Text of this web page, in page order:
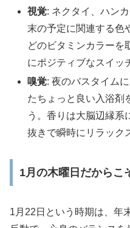
視覚: ネクタイ、ハン
末の予定に関連する色
どのビタミンカラーを
にポジティブなスイッ
嗅覚: 夜のバスタイム
たちょっと良い入浴剤
う。香りは大脳辺縁系
抜きで瞬時にリラック
1月の木曜日だからこ
1月22日という時期は、年